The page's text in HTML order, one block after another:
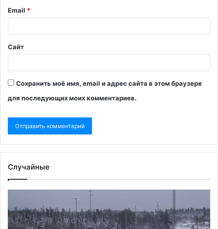
Email *
Сайт
Сохранить моё имя, email и адрес сайта в этом браузере
для последующих моих комментариев.
Случайные
предложили
включить